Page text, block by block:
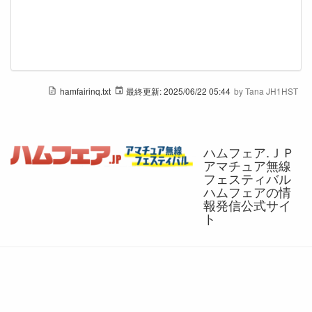
hamfairinq.txt 最終更新:2025/06/22 05:44 byTana JH1HST
ハムフェア.ＪＰ
アマチュア無線
フェスティバル
ハムフェアの情
報発信公式サイ
ト